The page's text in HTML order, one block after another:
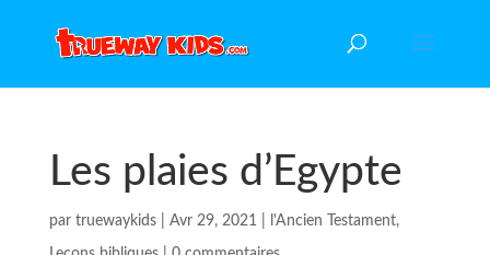
Les plaies d’Egypte
par truewaykids| Avr 29, 2021 l'Ancien Testament,